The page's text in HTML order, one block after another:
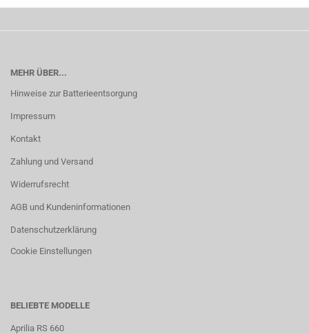
MEHR ÜBER...
Hinweise zur Batterieentsorgung
Impressum
Kontakt
Zahlung und Versand
Widerrufsrecht
AGB und Kundeninformationen
Datenschutzerklärung
Cookie Einstellungen
BELIEBTE MODELLE
Aprilia RS 660